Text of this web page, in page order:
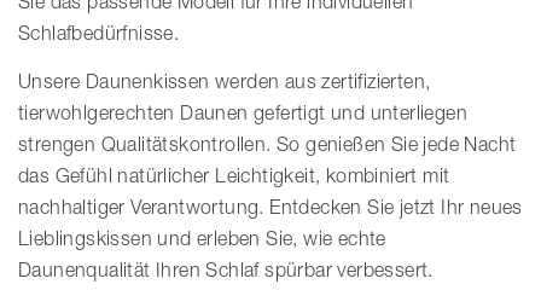
Schlafbedürfnisse.
Unsere Daunenkissen werden aus zertifizierten,
tierwohlgerechten Daunen gefertigt und unterliegen
strengen Qualitätskontrollen. So genießen Sie jede Nacht
das Gefühl natürlicher Leichtigkeit, kombiniert mit
nachhaltiger Verantwortung. Entdecken Sie jetzt Ihr neues
Lieblingskissen und erleben Sie, wie echte
Daunenqualität Ihren Schlaf spürbar verbessert.